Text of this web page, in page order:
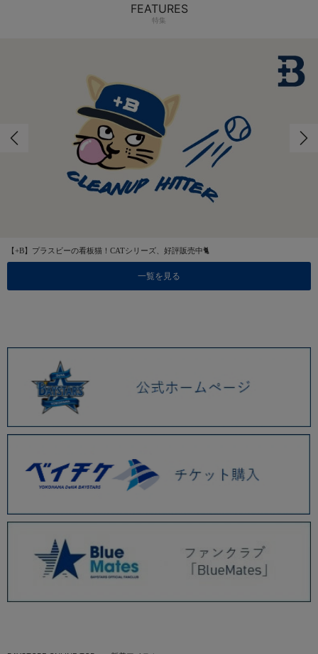
FEATURES
特集
【+B】プラスビーの看板猫！CATシリーズ、好評販売中🐈
一覧を見る